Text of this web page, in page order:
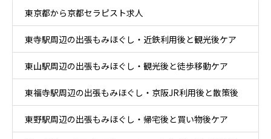
東京都から京都セラピスト求人
東寺駅周辺の出張もみほぐし・近鉄利用後と観光後ケア
東山駅周辺の出張もみほぐし・観光後と徒歩移動ケア
東福寺駅周辺の出張もみほぐし・京阪JR利用後と散策後
ケア
東野駅周辺の出張もみほぐし・帰宅後と買い物後ケア